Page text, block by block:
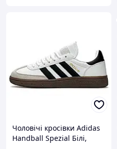
Чоловічі кросівки Adidas
Handball Spezial Білі,